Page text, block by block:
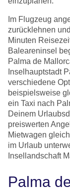
Im Flugzeug
zurücklehnen
Minuten
Baleareninsel
Palma de
Inselhauptstadt
verschiedene
beispielsweise
ein Taxi nach
Deinem
preiswerten
Mietwagen
im Urlaub
Insellandschaft
Palma